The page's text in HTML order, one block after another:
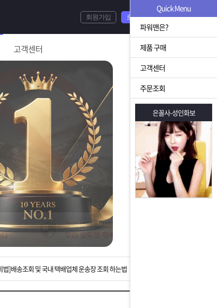
고객센터
회원가입 로그인
상황을 대비해 꼭 입금후 고객센터 연락바랍니다.
연휴 배송 및 휴무 안내
]배송조회 및 국내 택배업체 운송장 조회 하는법
고객 앱설치 가능합니다.
Quick Menu
파워맨은?
제품 구매
고객센터
주문조회
은꼴사-성인화보 은꼴사-성인화보